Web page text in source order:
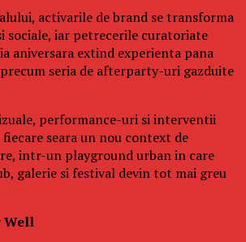
activarile de brand se transforma
sociale, iar petrecerile curatoriate
aniversara extind experienta pana
seria de afterparty-uri gazduite
performance-uri si interventii
seara un nou context de
intr-un playground urban in care
galerie si festival devin tot mai greu
Well